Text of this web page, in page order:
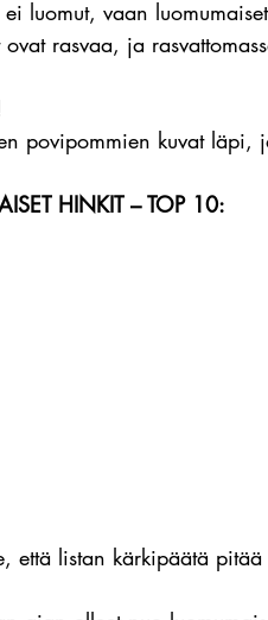
luomut, vaan
rasvaa, ja
povipommien kuvat läpi,
HINKIT – TOP 10:
että listan kärkipäätä pitää